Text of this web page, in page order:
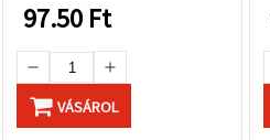
97.50 Ft
VÁSÁROL